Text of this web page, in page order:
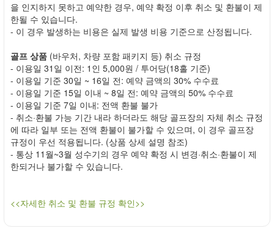
을 인지하지 못하고 예약한 경우, 예약 확정 이후 취소 및 환불이 제
한될 수 있습니다.
- 이 경우 발생하는 비용은 실제 발생 비용 기준으로 산정됩니다.
골프 상품 (바우처, 차량 포함 패키지 등) 취소 규정
- 이용일 31일 이전: 1인 5,000원 / 투어당(18홀 기준)
- 이용일 기준 30일 ~ 16일 전: 예약 금액의 30% 수수료
- 이용일 기준 15일 이내 ~ 8일 전: 예약 금액의 50% 수수료
- 이용일 기준 7일 이내: 전액 환불 불가
- 취소·환불 가능 기간 내라 하더라도 해당 골프장의 자체 취소 규정
에 따라 일부 또는 전액 환불이 불가할 수 있으며, 이 경우 골프장
규정이 우선 적용됩니다. (상품 상세 설명 참조)
- 통상 11월~3월 성수기의 경우 예약 확정 시 변경·취소·환불이 제
한되거나 불가할 수 있습니다.
<<자세한 취소 및 환불 규정 확인>>